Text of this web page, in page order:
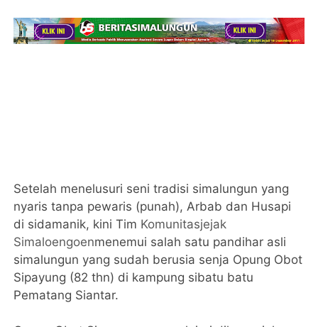
Setelah menelusuri seni tradisi simalungun yang
nyaris tanpa pewaris (punah), Arbab dan Husapi
di sidamanik, kini Tim Komunitasjejak
Simaloengoenmenemui salah satu pandihar asli
simalungun yang sudah berusia senja Opung Obot
Sipayung (82 thn) di kampung sibatu batu
Pematang Siantar.